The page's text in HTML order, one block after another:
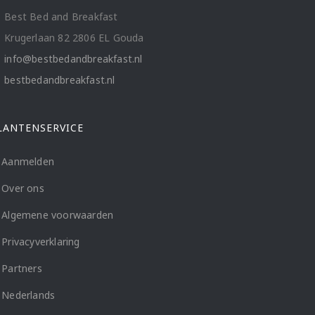
Best Bed and Breakfast
Krugerlaan 82 2806 EL Gouda
info@bestbedandbreakfast.nl
bestbedandbreakfast.nl
Aanmelden
Over ons
Algemene voorwaarden
Privacyverklaring
Partners
Nederlands